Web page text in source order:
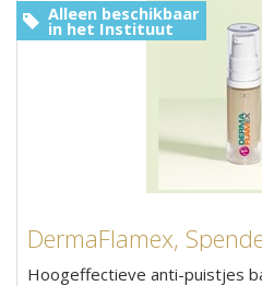
DermaFlamex,
Hoogeffectieve anti-puistjes
Alleen beschikbaar
in het Instituut